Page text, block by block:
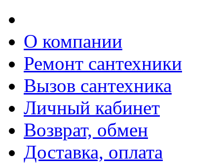
О компании
Ремонт сантехники
Вызов сантехника
Личный кабинет
Возврат, обмен
Доставка, оплата